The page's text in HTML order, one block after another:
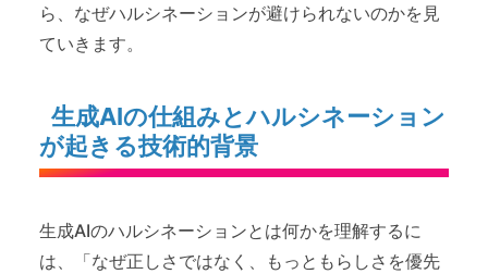
ら、なぜハルシネーションが避けられないのかを見
ていきます。
生成AIの仕組みとハルシネーション
が起きる技術的背景
生成AIのハルシネーションとは何かを理解するに
は、「なぜ正しさではなく、もっともらしさを優先